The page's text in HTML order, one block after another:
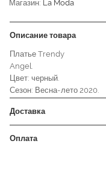
Магазин: La Moda
Описание товара
Платье Trendy
Angel.
Цвет: черный.
Сезон: Весна-лето 2020.
Доставка
Оплата